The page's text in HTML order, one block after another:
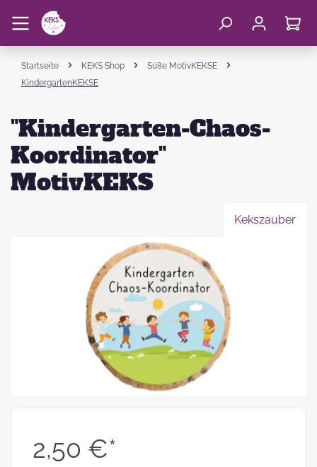
Startseite KEKS Shop
Süße MotivKEKSE
KindergartenKEKSE
"Kindergarten-Chaos-
Koordinator"
MotivKEKS
Kekszauber
2,50 €*